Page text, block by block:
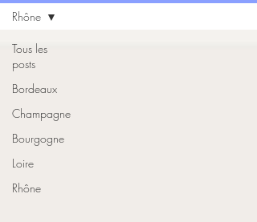
Tous les
posts
Bordeaux
Champagne
Bourgogne
Loire
Rhône
Rhône